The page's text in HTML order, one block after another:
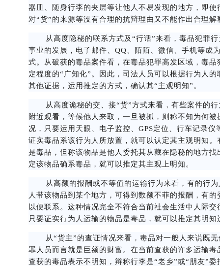
器皿、随身行李的夹层等让他人不易发现的地方，即
对“货”的来源等没有合理的抗辩理由又不能作出合理
从高度隐秘的联系方式及“行话”来看，毒品犯罪
事业的发展，电子邮件、QQ、陌陌、微信、手机等成
式。从破获的毒品案件看，在毒品犯罪高发区域，毒
定程度的“广知化”。因此，司法人员可以根据行为人
其他证据，运用推定的方式，确认其“主观明知”。
从高度诡秘的交、接“货”方式来看，有些案件的
附近观看，等候他人来取，一旦被抓，则称不知为何
况，只要运用天眼、电子监控、GPS定位、行车记录
证实毒品系该行为人所放置，就可以认定其主观明知
是毒品，但称该物品是他人委托其从藏在隐秘的地方
定该物品确系毒品，就可以推定其主观上明知。
从高额的报酬或不等值的运输行为来看，有的行
人带该物品到某个地方，可得到数额不菲的报酬，有
以便联系。这种情况完全不符合当前社会生活中人际
只要证实行为人运输的物品是毒品，就可以推定其明
从“货主”的查证情况来看，毒品对一般人来说既
罪人员而言就是巨额的财富。在当前查获的许多运输
查获的毒品表示不明知，辩称行李是“老乡”或“朋友”